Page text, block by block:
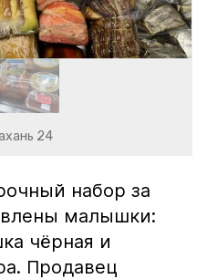
24
набор за
малышки:
чёрная и
Продавец